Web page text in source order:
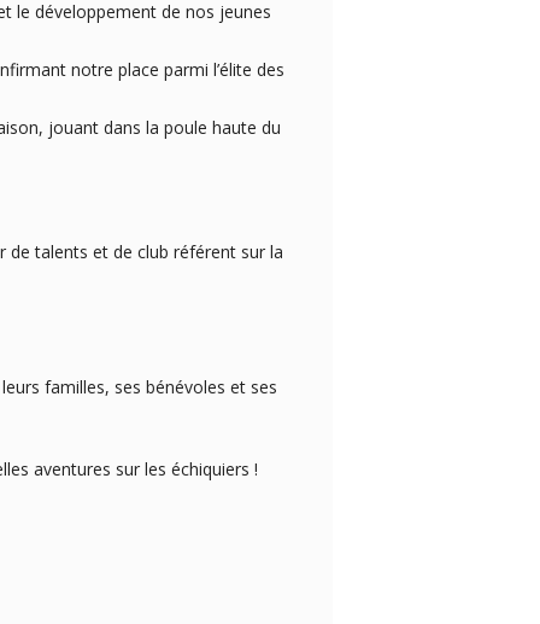
le développement de nos jeunes
notre place parmi l’élite des
jouant dans la poule haute du
de talents et de club référent sur la
familles, ses bénévoles et ses
aventures sur les échiquiers !